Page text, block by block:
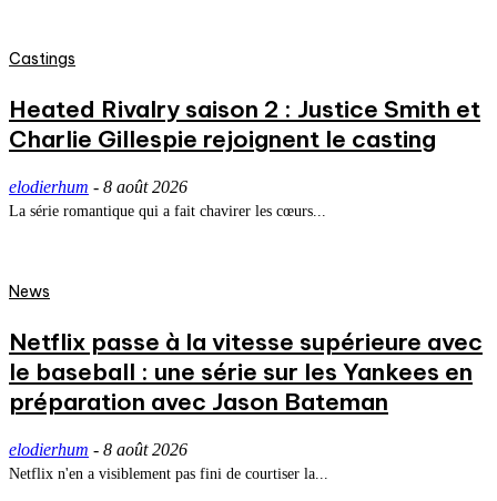
Castings
Heated Rivalry saison 2 : Justice Smith et
Charlie Gillespie rejoignent le casting
elodierhum - 8 août 2026
La série romantique qui a fait chavirer les cœurs...
News
Netflix passe à la vitesse supérieure avec
le baseball : une série sur les Yankees en
préparation avec Jason Bateman
elodierhum - 8 août 2026
Netflix n'en a visiblement pas fini de courtiser la...